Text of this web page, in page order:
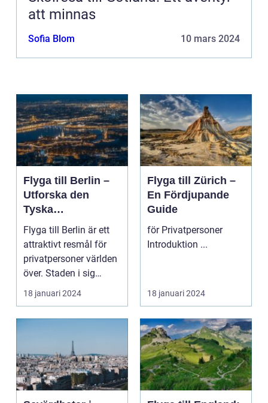
att minnas
Sofia Blom 10 mars 2024
Flyga till Berlin –
Utforska den
Tyska
Huvudstaden på
Nära Håll
Flyga till Berlin är ett
attraktivt resmål för
privatpersoner världen
över. Staden i sig
bjuder på e...
18 januari 2024
Flyga till Zürich –
En Fördjupande
Guide
för Privatpersoner
Introduktion ...
18 januari 2024